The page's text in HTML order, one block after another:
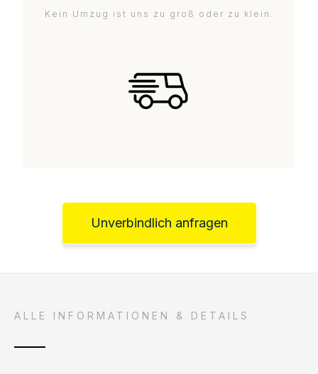
Kein Umzug ist uns zu groß oder zu klein.
Unverbindlich anfragen
ALLE INFORMATIONEN & DETAILS